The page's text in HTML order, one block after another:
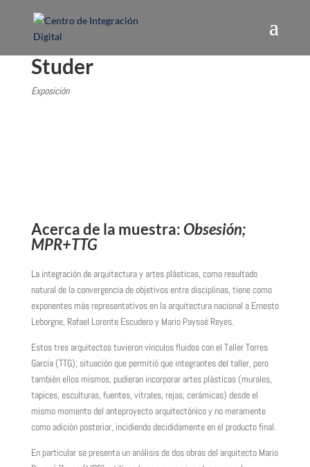
Studer
Exposición
Acerca de la muestra:Obsesión;
MPR+TTG
La integración de arquitectura y artes plásticas, como resultado
natural de la convergencia de objetivos entre disciplinas, tiene como
exponentes más representativos en la arquitectura nacional a Ernesto
Leborgne, Rafael Lorente Escudero y Mario Payssé Reyes.
Estos tres arquitectos tuvieron vínculos fluidos con el Taller Torres
García (TTG), situación que permitió que integrantes del taller, pero
también ellos mismos, pudieran incorporar artes plásticas (murales,
tapices, esculturas, fuentes, vitrales, rejas, cerámicas) desde el
mismo momento del anteproyecto arquitectónico y no meramente
como adición posterior, incidiendo decididamente en el producto final.
En particular se presenta un análisis de dos obras del arquitecto Mario